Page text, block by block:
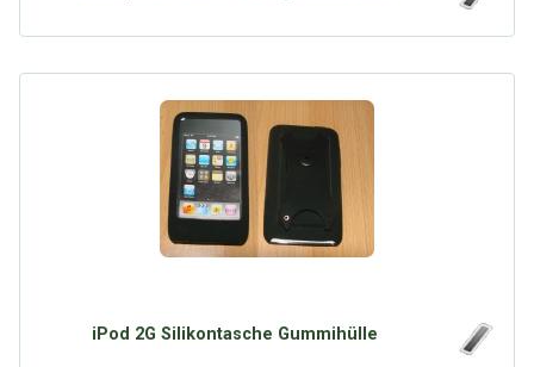
iPod 2G Silikontasche Gummihülle